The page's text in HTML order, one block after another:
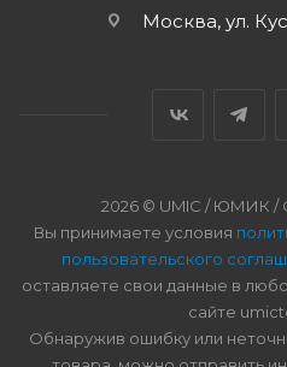
Москва, ул.
2026 © UMIC / ЮМИК /
Вы принимаете условия
пользовательского
оставляете свои данные в
сайте
Обнаружив ошибку или